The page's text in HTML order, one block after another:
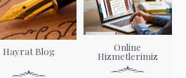
Hayrat Blog Online
Hizmetlerimiz